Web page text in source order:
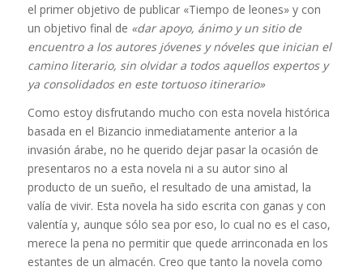
el primer objetivo de publicar «Tiempo de leones» y con
un objetivo final de «dar apoyo, ánimo y un sitio de
encuentro a los autores jóvenes y nóveles que inician el
camino literario, sin olvidar a todos aquellos expertos y
ya consolidados en este tortuoso itinerario»
Como estoy disfrutando mucho con esta novela histórica
basada en el Bizancio inmediatamente anterior a la
invasión árabe, no he querido dejar pasar la ocasión de
presentaros no a esta novela ni a su autor sino al
producto de un sueño, el resultado de una amistad, la
valía de vivir. Esta novela ha sido escrita con ganas y con
valentía y, aunque sólo sea por eso, lo cual no es el caso,
merece la pena no permitir que quede arrinconada en los
estantes de un almacén. Creo que tanto la novela como